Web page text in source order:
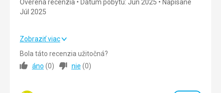
Overená recenzia Dátum pobytu: Jún 2025
Napísané
Júl 2025
Strava
Ubytovanie
Zobraziť viac
Bola táto recenzia užitočná?
áno (0) nie (0)